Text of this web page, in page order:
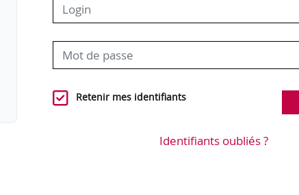
Retenir mes identifiants
Identifiants oubliés ?